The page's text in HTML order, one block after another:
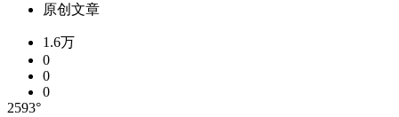
原创文章
1.6万
0
0
0
2593°